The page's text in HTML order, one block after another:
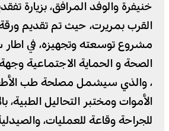
خنيفرة والوفد المرافق، بزيارة
القرب بمريرت، حيث تم تقديم
مشروع توسعته وتجهيزه، في اطار
الصحة و الحماية الاجتماعية
، والذي سيشمل مصلحة طب
الأموات ومختبر التحاليل الطبية،
للجراحة وقاعة للعمليات،